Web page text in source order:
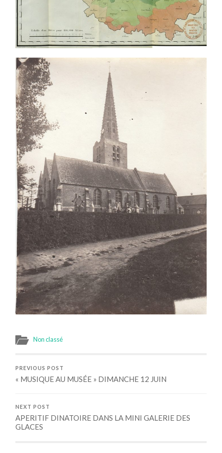
Non classé
PREVIOUS POST
« MUSIQUE AU MUSÉE » DIMANCHE 12 JUIN
NEXT POST
APERITIF DINATOIRE DANS LA MINI GALERIE DES
GLACES